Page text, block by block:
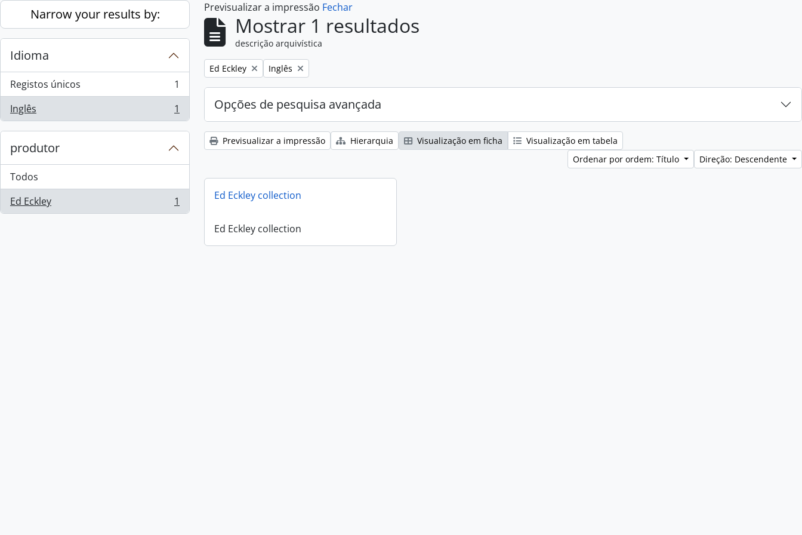
Skip to main content
Narrow your results by:
Idioma
Registos únicos
, 1 resultados
1
Inglês
, 1 resultados 1
produtor
Todos
Ed Eckley
, 1 resultados 1
Previsualizar a impressão Fechar
Mostrar 1 resultados
descrição arquivística
Remove filter:
Ed Eckley Remove filter:
Inglês
Opções de pesquisa avançada
Previsualizar a impressão Hierarquia Visualização em ficha
Visualização em tabela
Ordenar por ordem: Título
Direção: Descendente
Ed Eckley collection
Ed Eckley collection